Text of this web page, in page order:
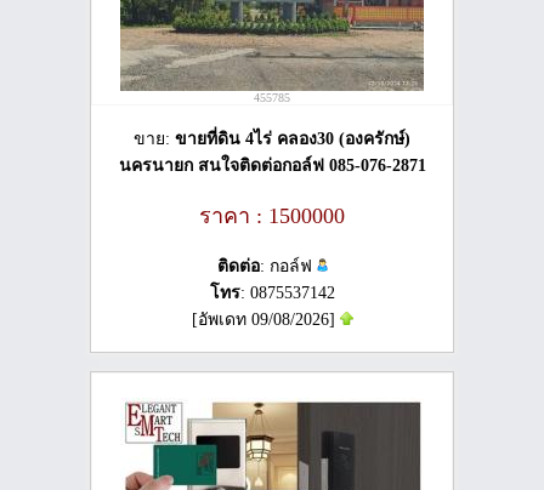
455785
ขาย: ขายที่ดิน 4ไร่ คลอง30 (องครักษ์)
นครนายก​ สนใจติดต่อ​กอล์ฟ​ 085-076-2871
ราคา : 1500000
ติดต่อ: กอล์ฟ
โทร: 0875537142
[อัพเดท 09/08/2026]